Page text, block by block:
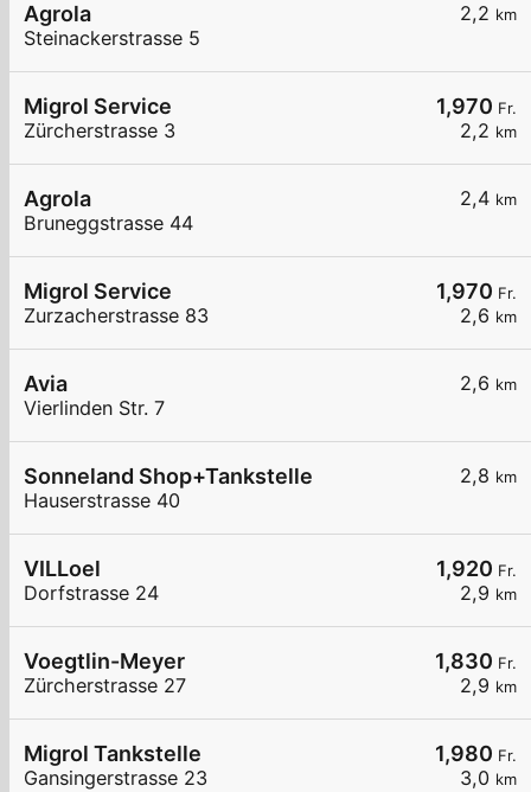
2,2 km
Agrola
Steinackerstrasse 5
1,970 Fr.
2,2 km
Migrol Service
Zürcherstrasse 3
2,4 km
Agrola
Bruneggstrasse 44
1,970 Fr.
2,6 km
Migrol Service
Zurzacherstrasse 83
2,6 km
Avia
Vierlinden Str. 7
2,8 km
Sonneland Shop+Tankstelle
Hauserstrasse 40
1,920 Fr.
2,9 km
VILLoel
Dorfstrasse 24
1,830 Fr.
2,9 km
Voegtlin-Meyer
Zürcherstrasse 27
1,980 Fr.
3,0 km
Migrol Tankstelle
Gansingerstrasse 23